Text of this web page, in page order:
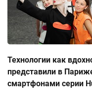
Технологии как
представили в
смартфонами серии